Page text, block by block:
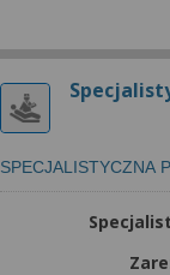
SPECJALISTYCZNA